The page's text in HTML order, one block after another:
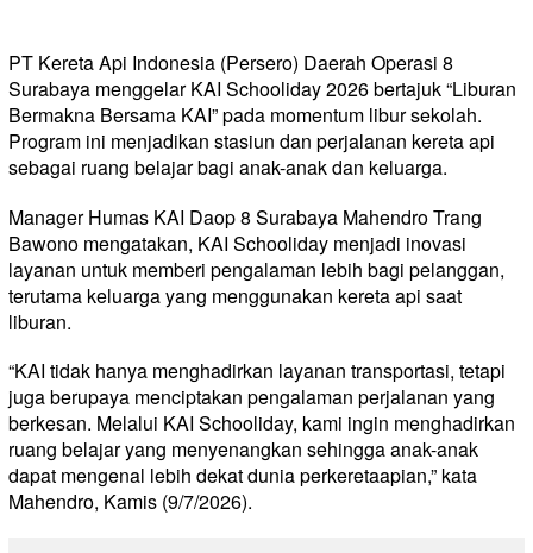
PT Kereta Api Indonesia (Persero) Daerah Operasi 8
Surabaya menggelar KAI Schooliday 2026 bertajuk “Liburan
Bermakna Bersama KAI” pada momentum libur sekolah.
Program ini menjadikan stasiun dan perjalanan kereta api
sebagai ruang belajar bagi anak-anak dan keluarga.
Manager Humas KAI Daop 8 Surabaya Mahendro Trang
Bawono mengatakan, KAI Schooliday menjadi inovasi
layanan untuk memberi pengalaman lebih bagi pelanggan,
terutama keluarga yang menggunakan kereta api saat
liburan.
“KAI tidak hanya menghadirkan layanan transportasi, tetapi
juga berupaya menciptakan pengalaman perjalanan yang
berkesan. Melalui KAI Schooliday, kami ingin menghadirkan
ruang belajar yang menyenangkan sehingga anak-anak
dapat mengenal lebih dekat dunia perkeretaapian,” kata
Mahendro, Kamis (9/7/2026).